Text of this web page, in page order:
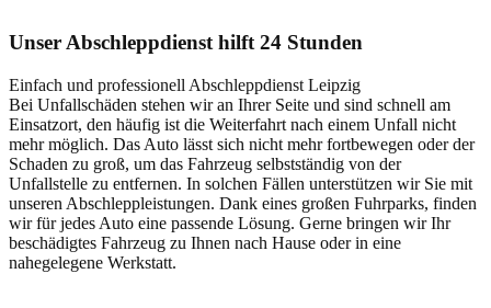
Unser Abschleppdienst hilft 24 Stunden
Einfach und professionell Abschleppdienst Leipzig
Bei Unfallschäden stehen wir an Ihrer Seite und sind schnell am
Einsatzort, den häufig ist die Weiterfahrt nach einem Unfall nicht
mehr möglich. Das Auto lässt sich nicht mehr fortbewegen oder der
Schaden zu groß, um das Fahrzeug selbstständig von der
Unfallstelle zu entfernen. In solchen Fällen unterstützen wir Sie mit
unseren Abschleppleistungen. Dank eines großen Fuhrparks, finden
wir für jedes Auto eine passende Lösung. Gerne bringen wir Ihr
beschädigtes Fahrzeug zu Ihnen nach Hause oder in eine
nahegelegene Werkstatt.